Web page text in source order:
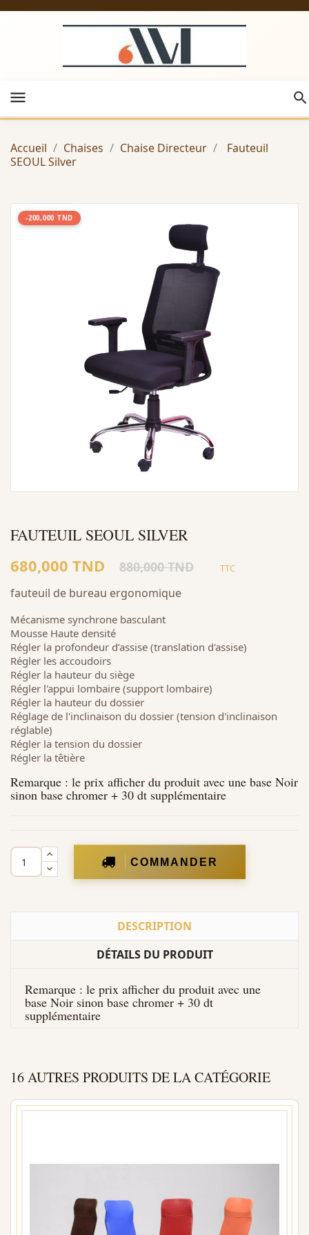
menu
Accueil Chaises Chaise Directeur
Fauteuil
SEOUL Silver
-200,000 TND
FAUTEUIL SEOUL SILVER
680,000 TND 880,000 TND TTC
fauteuil de bureau ergonomique
Mécanisme synchrone basculant
Mousse Haute densité
Régler la profondeur d’assise (translation d'assise)
Régler les accoudoirs
Régler la hauteur du siège
Régler l'appui lombaire (support lombaire)
Régler la hauteur du dossier
Réglage de l'inclinaison du dossier (tension d'inclinaison
réglable)
Régler la tension du dossier
Régler la têtière
Remarque : le prix afficher du produit avec une base Noir
sinon base chromer + 30 dt supplémentaire
COMMANDER
DESCRIPTION
DÉTAILS DU PRODUIT
Remarque : le prix afficher du produit avec une
base Noir sinon base chromer + 30 dt
supplémentaire
16 AUTRES PRODUITS DE LA CATÉGORIE